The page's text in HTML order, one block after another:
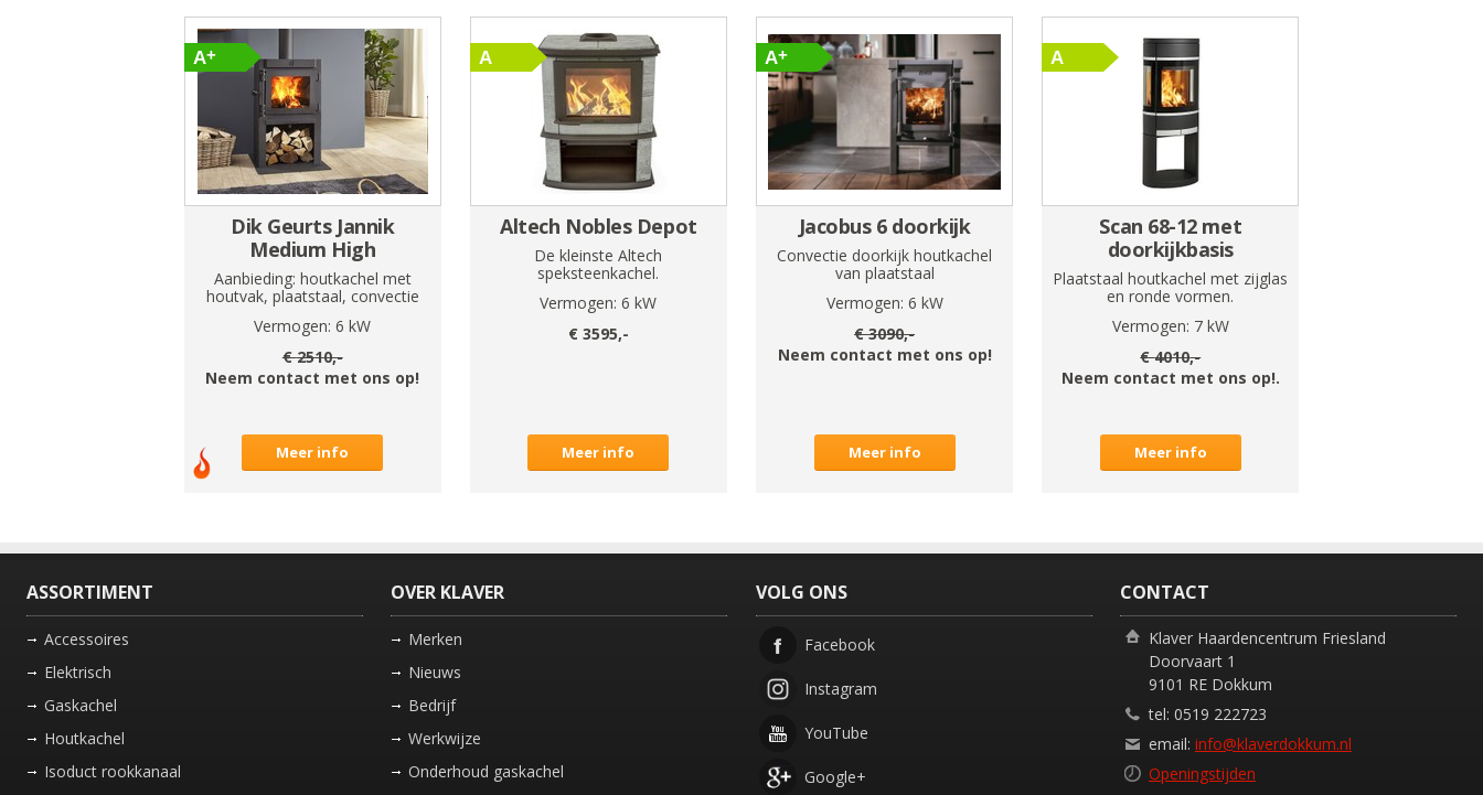
Dik Geurts Jannik
Medium High
Aanbieding: houtkachel met
houtvak, plaatstaal, convectie
Vermogen: 6 kW
€2510,-
Neem contact met ons op!
Meer info
Altech Nobles Depot
De kleinste Altech
speksteenkachel.
Vermogen: 6 kW
€ 3595,-
Meer info
Jacobus 6 doorkijk
Convectie doorkijk houtkachel
van plaatstaal
Vermogen: 6 kW
€3090,-
Neem contact met ons op!
Meer info
Scan 68-12 met
doorkijkbasis
Plaatstaal houtkachel met zijglas
en ronde vormen.
Vermogen: 7kW
€4010,-
Neem contact met ons op!.
Meer info
ASSORTIMENT
Accessoires
Elektrisch
Gaskachel
Houtkachel
Isoduct rookkanaal
OVER KLAVER
Merken
Nieuws
Bedrijf
Werkwijze
Onderhoud gaskachel
VOLG ONS
Facebook
Instagram
YouTube
Google+
CONTACT
Klaver Haardencentrum Friesland
Doorvaart 1
9101 RE Dokkum
tel: 0519 222723
email: info@klaverdokkum.nl
Openingstijden